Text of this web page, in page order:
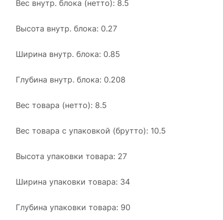
Вес внутр. блока (нетто): 8.5
Высота внутр. блока: 0.27
Ширина внутр. блока: 0.85
Глубина внутр. блока: 0.208
Вес товара (нетто): 8.5
Вес товара с упаковкой (брутто): 10.5
Высота упаковки товара: 27
Ширина упаковки товара: 34
Глубина упаковки товара: 90